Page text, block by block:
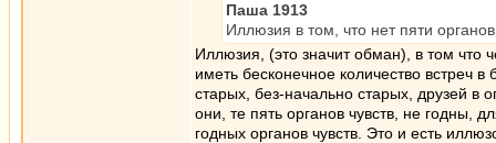
Паша 1913
Иллюзия в том, что нет пяти
Иллюзия, (это значит обман), в том что
иметь бесконечное количество встреч
старых, без-начально старых, друзей
они, те пять органов чувств, не годны,
годных органов чувств. Это и есть